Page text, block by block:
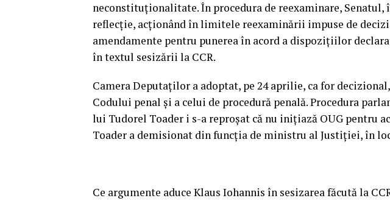
neconstituţionalitate. În procedura de reexaminare, Senatul,
reflecţie, acţionând în limitele reexaminării impuse de
amendamente pentru punerea în acord a dispoziţiilor
în textul sesizării la CCR.
Camera Deputaţilor a adoptat, pe 24 aprilie, ca for
Codului penal şi a celui de procedură penală. Procedura
lui Tudorel Toader i s-a reproşat că nu iniţiază OUG pentru
Toader a demisionat din funcţia de ministru al Justiţiei, în
Ce argumente aduce Klaus Iohannis în sesizarea făcută la